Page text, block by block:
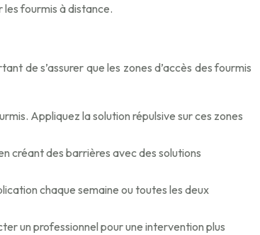
les fourmis à distance.
de s’assurer que les zones d’accès des fourmis
Appliquez la solution répulsive sur ces zones
créant des barrières avec des solutions
chaque semaine ou toutes les deux
un professionnel pour une intervention plus